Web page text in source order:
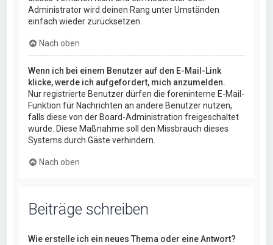
Administrator wird deinen Rang unter Umständen
einfach wieder zurücksetzen.
Nach oben
Wenn ich bei einem Benutzer auf den E-Mail-Link
klicke, werde ich aufgefordert, mich anzumelden.
Nur registrierte Benutzer dürfen die foreninterne E-Mail-
Funktion für Nachrichten an andere Benutzer nutzen,
falls diese von der Board-Administration freigeschaltet
wurde. Diese Maßnahme soll den Missbrauch dieses
Systems durch Gäste verhindern.
Nach oben
Beiträge schreiben
Wie erstelle ich ein neues Thema oder eine Antwort?